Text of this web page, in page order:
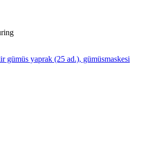
gümüs yaprak (25 ad.), gümüsmaskesi